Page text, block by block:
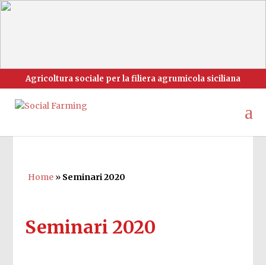
Agricoltura sociale per la filiera agrumicola siciliana
Home » Seminari 2020
Seminari 2020